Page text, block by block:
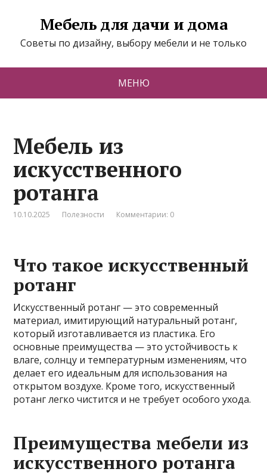
Мебель для дачи и дома
Советы по дизайну, выбору мебели и не только
МЕНЮ
Мебель из
искусственного
ротанга
10.10.2025 Полезности Комментарии: 0
Что такое искусственный
ротанг
Искусственный ротанг — это современный
материал, имитирующий натуральный ротанг,
который изготавливается из пластика. Его
основные преимущества — это устойчивость к
влаге, солнцу и температурным изменениям, что
делает его идеальным для использования на
открытом воздухе. Кроме того, искусственный
ротанг легко чистится и не требует особого ухода.
Преимущества мебели из
искусственного ротанга